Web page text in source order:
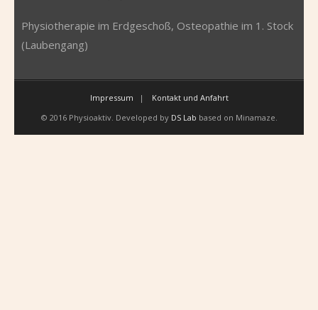
Physiotherapie im Erdgeschoß, Osteopathie im 1. Stock
(Laubengang)
Impressum
Kontakt und Anfahrt
© 2016 Physioaktiv. Developed by DS Lab based on Minamaze.